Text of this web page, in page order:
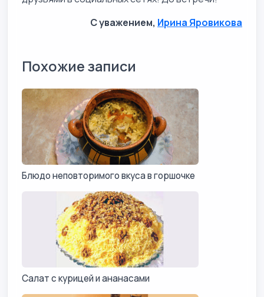
С уважением, Ирина Яровикова
Похожие записи
Блюдо неповторимого вкуса в горшочке
Салат с курицей и ананасами